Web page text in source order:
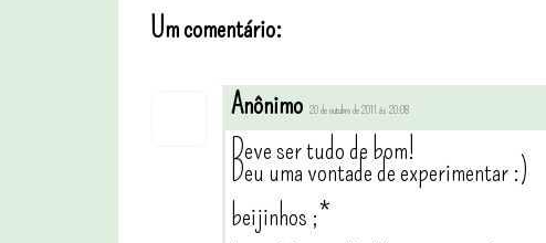
Um comentário:
Anônimo 20 de outubro de 2011 às 20:08
Deve ser tudo de bom!
Deu uma vontade de experimentar :)
beijinhos ;*